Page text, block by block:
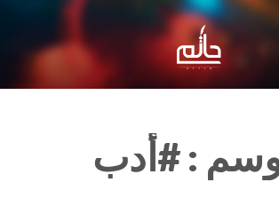
:#أدب